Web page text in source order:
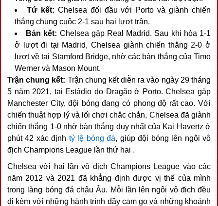
Tứ kết: Chelsea đối đầu với Porto và giành chiến
thắng chung cuộc 2-1 sau hai lượt trận.
Bán kết: Chelsea gặp Real Madrid. Sau khi hòa 1-1
ở lượt đi tại Madrid, Chelsea giành chiến thắng 2-0 ở
lượt về tại Stamford Bridge, nhờ các bàn thắng của Timo
Werner và Mason Mount.
Trận chung kết: Trận chung kết diễn ra vào ngày 29 tháng
5 năm 2021, tại Estádio do Dragão ở Porto. Chelsea gặp
Manchester City, đội bóng đang có phong độ rất cao. Với
chiến thuật hợp lý và lối chơi chắc chắn, Chelsea đã giành
chiến thắng 1-0 nhờ bàn thắng duy nhất của Kai Havertz ở
phút 42 xác định tỷ lệ bóng đá, giúp đội bóng lên ngôi vô
địch Champions League lần thứ hai .
Chelsea với hai lần vô địch Champions League vào các
năm 2012 và 2021 đã khẳng định được vị thế của mình
trong làng bóng đá châu Âu. Mỗi lần lên ngôi vô địch đều
đi kèm với những hành trình đầy cam go và những khoảnh